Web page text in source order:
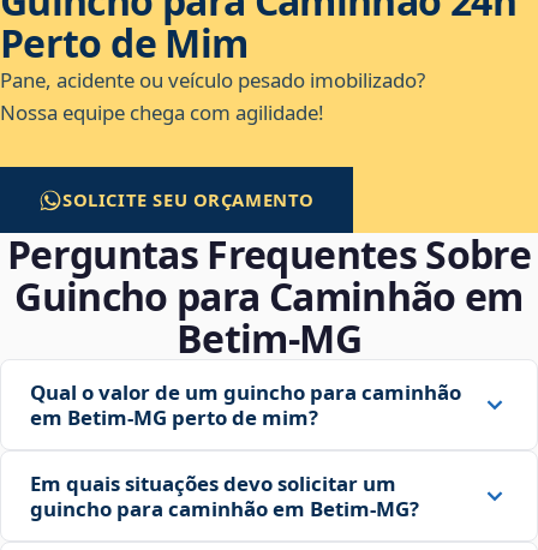
Perto de Mim
Pane, acidente ou veículo pesado imobilizado?
Nossa equipe chega com agilidade!
SOLICITE SEU ORÇAMENTO
Perguntas Frequentes Sobre
Guincho para Caminhão em
Betim‑MG
Qual o valor de um guincho para caminhão
em Betim‑MG perto de mim?
Em quais situações devo solicitar um
guincho para caminhão em Betim‑MG?